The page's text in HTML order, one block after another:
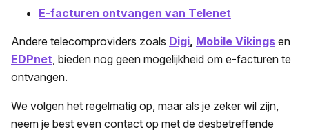
E-facturen ontvangen van Telenet
Andere telecomproviders zoals Digi, Mobile Vikings en
EDPnet, bieden nog geen mogelijkheid om e-facturen te
ontvangen.
We volgen het regelmatig op, maar als je zeker wil zijn,
neem je best even contact op met de desbetreffende